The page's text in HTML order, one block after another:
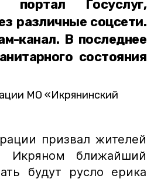
Госуслуг,
различные соцсети.
канал. В последнее
состояния
МО «Икрянинский
призвал жителей
Икряном ближайший
будут русло ерика